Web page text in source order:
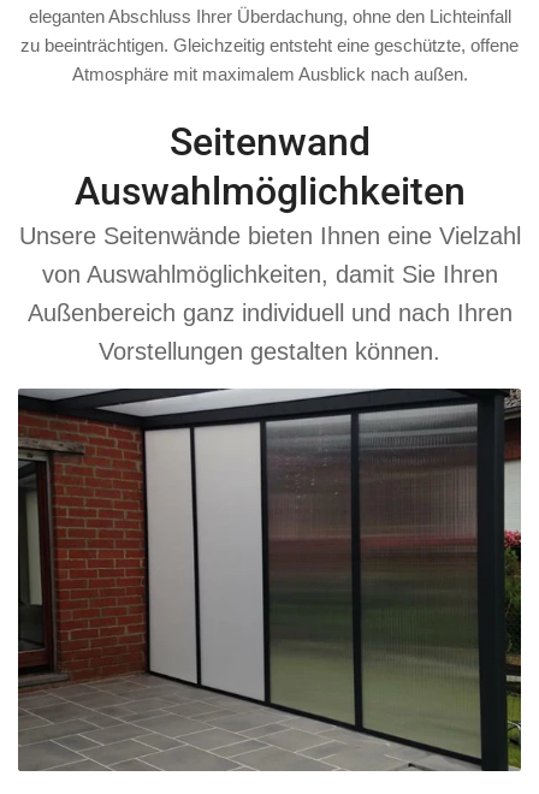
eleganten Abschluss Ihrer Überdachung, ohne den Lichteinfall
zu beeinträchtigen. Gleichzeitig entsteht eine geschützte, offene
Atmosphäre mit maximalem Ausblick nach außen.
Seitenwand
Auswahlmöglichkeiten
Unsere Seitenwände bieten Ihnen eine Vielzahl
von Auswahlmöglichkeiten, damit Sie Ihren
Außenbereich ganz individuell und nach Ihren
Vorstellungen gestalten können.